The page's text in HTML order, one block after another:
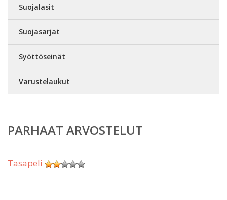
Suojalasit
Suojasarjat
Syöttöseinät
Varustelaukut
PARHAAT ARVOSTELUT
Tasapeli